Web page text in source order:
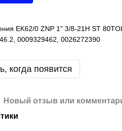
EK62/0 ZNP 1" 3/8-21H ST
0009329462, 0026272390
когда появится
Новый отзыв или